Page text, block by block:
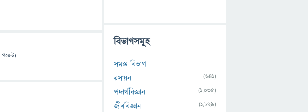
পয়েন্ট)
বিভাগসমূহ
সমস্ত বিভাগ
রসায়ন
(641)
পদার্থবিজ্ঞান (1,035)
জীববিজ্ঞান (1,829)